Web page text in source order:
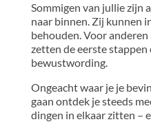
Sommigen van jullie zijn
naar binnen. Zij kunnen
behouden. Voor
zetten de eerste
bewustwording.
Ongeacht waar je je
gaan ontdek je steeds
dingen in elkaar zitten –